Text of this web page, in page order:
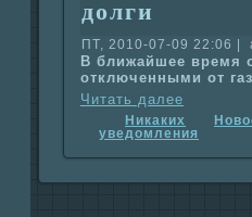
долги
ПТ, 2010-07-09 22:06 |
В ближайшее время
отключенными от
Читать далее
Никаких
уведомления